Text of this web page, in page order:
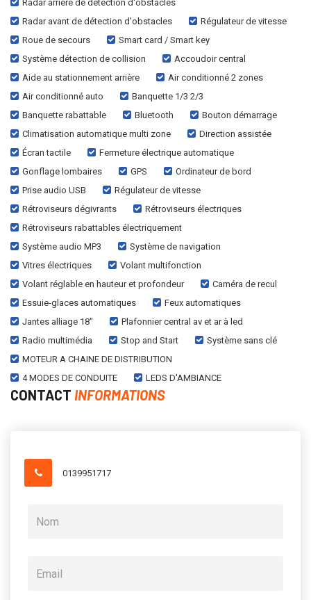
Radar arrière de détection d'obstacles
Radar avant de détection d'obstacles
Régulateur de vitesse
Roue de secours
Smart card / Smart key
Système détection de collision
Accoudoir central
Aide au stationnement arrière
Air conditionné 2 zones
Air conditionné auto
Banquette 1/3 2/3
Banquette rabattable
Bluetooth
Bouton démarrage
Climatisation automatique multi zone
Direction assistée
Écran tactile
Fermeture électrique automatique
Gonflage lombaires
GPS
Ordinateur de bord
Prise audio USB
Régulateur de vitesse
Rétroviseurs dégivrants
Rétroviseurs électriques
Rétroviseurs rabattables électriquement
Système audio MP3
Système de navigation
Vitres électriques
Volant multifonction
Volant réglable en hauteur et profondeur
Caméra de recul
Essuie-glaces automatiques
Feux automatiques
Jantes alliage 18"
Plafonnier central av et ar à led
Radio multimédia
Stop and Start
Système sans clé
MOTEUR A CHAINE DE DISTRIBUTION
4 MODES DE CONDUITE
LEDS D'AMBIANCE
CONTACT INFORMATIONS
0139951717